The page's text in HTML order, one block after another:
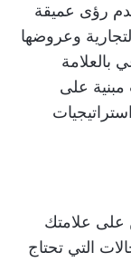
رؤى عميقة
وعروضها
مبنية على
علامتك
التي تحتاج